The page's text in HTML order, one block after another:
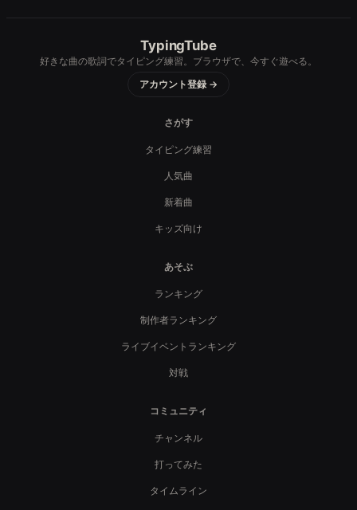
TypingTube
好きな曲の歌詞でタイピング練習。ブラウザで、今すぐ遊べる。
アカウント登録 →
さがす
タイピング練習
人気曲
新着曲
キッズ向け
あそぶ
ランキング
制作者ランキング
ライブイベントランキング
対戦
コミュニティ
チャンネル
打ってみた
タイムライン